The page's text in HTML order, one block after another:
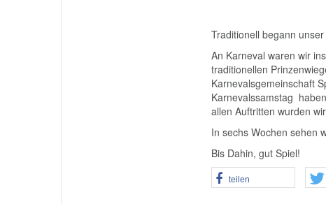
Traditionell begann
An Karneval waren wir
traditionellen
Karnevalsgemeinschaft
Karnevalssamstag
allen Auftritten wurden
In sechs Wochen sehen
Bis Dahin, gut Spiel!
teilen